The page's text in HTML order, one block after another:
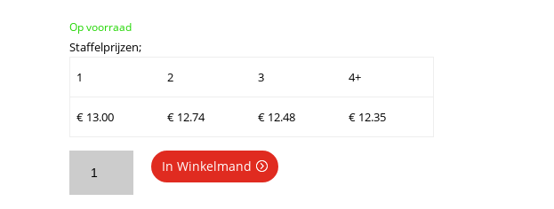
Op voorraad
Staffelprijzen;
1
2 3 4+
€ 13.00 € 12.74 € 12.48 € 12.35
Douchekop
M3
In Winkelmand